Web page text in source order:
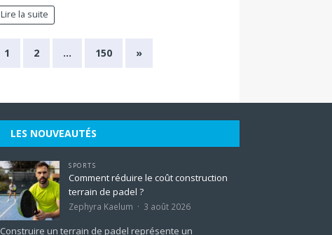
Lire la suite
1 2 … 150 »
LES NOUVEAUTÉS
SPORTS
Comment réduire le coût construction
terrain de padel ?
Zephyra Kaelum 3 août 2026
Construire un terrain de padel représente un